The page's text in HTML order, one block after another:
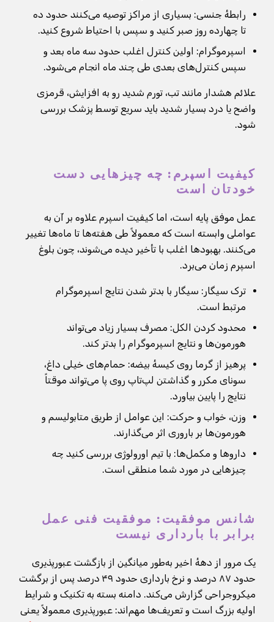
رابطهٔ جنسی: بسیاری از مراکز توصیه می‌کنند حدود ده
تا چهارده روز صبر کنید و سپس با احتیاط شروع کنید.
اسپرموگرام: اولین کنترل اغلب حدود سه ماه بعد و
سپس کنترل‌های بعدی طی چند ماه انجام می‌شود.
علائم هشدار مانند تب، تورم شدید رو به افزایش، قرمزی
واضح یا درد بسیار شدید باید سریع توسط پزشک بررسی
شود.
کیفیت اسپرم: چه چیزهایی دست
خودتان است
عمل موفق پایه است، اما کیفیت اسپرم علاوه بر آن به
عواملی وابسته است که معمولاً طی هفته‌ها تا ماه‌ها تغییر
می‌کنند. بهبودها اغلب با تأخیر دیده می‌شوند، چون بلوغ
اسپرم زمان می‌برد.
ترک سیگار: سیگار با بدتر شدن نتایج اسپرموگرام
مرتبط است.
محدود کردن الکل: مصرف بسیار زیاد می‌تواند
هورمون‌ها و نتایج اسپرموگرام را بدتر کند.
پرهیز از گرما روی کیسهٔ بیضه: حمام‌های خیلی داغ،
سونای مکرر و گذاشتن لپ‌تاپ روی پا می‌تواند موقتاً
نتایج را پایین بیاورد.
وزن، خواب و حرکت: این عوامل از طریق متابولیسم و
هورمون‌ها بر باروری اثر می‌گذارند.
داروها و مکمل‌ها: با تیم اورولوژی بررسی کنید چه
چیزهایی در مورد شما منطقی است.
شانس موفقیت: موفقیت فنی عمل
برابر با بارداری نیست
یک مرور از دههٔ اخیر به‌طور میانگین از بازگشت عبورپذیری
حدود ۸۷ درصد و نرخ بارداری حدود ۴۹ درصد پس از برگشت
میکروجراحی گزارش می‌کند. دامنه بسته به تکنیک و شرایط
اولیه بزرگ است و تعریف‌ها مهم‌اند: عبورپذیری معمولاً یعنی